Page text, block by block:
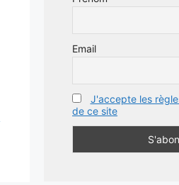
Email
J'accepte les
de ce site